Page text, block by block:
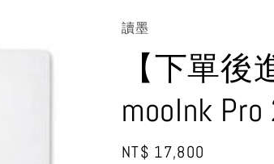
讀墨
【下單後
mooInk
Regular
NT$ 17,800